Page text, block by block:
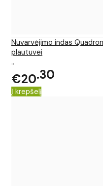
Nuvarvėjimo indas
plautuvei
..
€20 30
Į krepšelį